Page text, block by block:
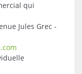
qui
Jules Grec -